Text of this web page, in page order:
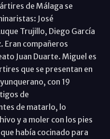
de Málaga se
José
Trujillo, Diego García
Eran compañeros
Juan Duarte. Miguel es
que se presentan en
con 19
de
de matarlo, lo
y a moler con los pies
había cocinado para